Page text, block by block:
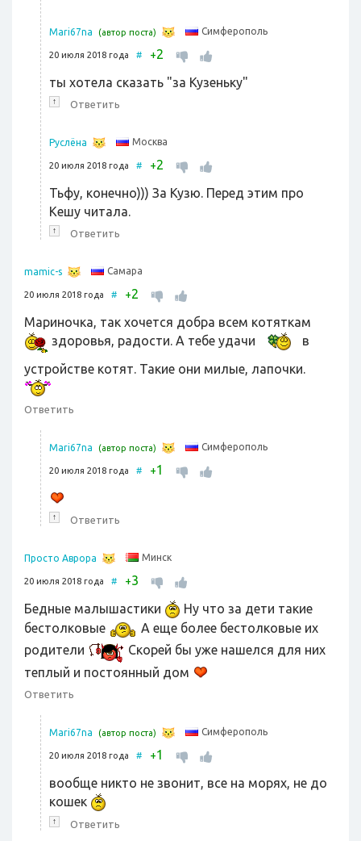
Mari67na (автор поста) Симферополь
20 июля 2018 года # +2
ты хотела сказать "за Кузеньку"
↑ Ответить
Руслёна Москва
20 июля 2018 года # +2
Тьфу, конечно))) За Кузю. Перед этим про
Кешу читала.
↑ Ответить
mamic-s Самара
20 июля 2018 года # +2
Мариночка, так хочется добра всем котяткам
здоровья, радости. А тебе удачи
в
устройстве котят. Такие они милые, лапочки.
Ответить
Mari67na (автор поста) Симферополь
20 июля 2018 года # +1
↑ Ответить
Просто Аврора Минск
20 июля 2018 года # +3
Бедные малышастики
Ну что за дети такие
бестолковые
А еще более бестолковые их
родители
Скорей бы уже нашелся для них
теплый и постоянный дом
Ответить
Mari67na (автор поста) Симферополь
20 июля 2018 года # +1
вообще никто не звонит, все на морях, не до
кошек
↑ Ответить